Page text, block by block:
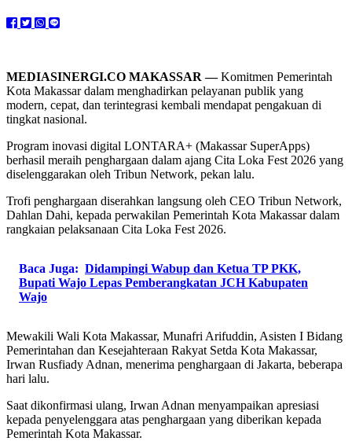
MEDIASINERGI.CO MAKASSAR —Komitmen Pemerintah
Kota Makassar dalam menghadirkan pelayanan publik yang
modern, cepat, dan terintegrasi kembali mendapat pengakuan di
tingkat nasional.
Program inovasi digital LONTARA+ (Makassar SuperApps)
berhasil meraih penghargaan dalam ajang Cita Loka Fest 2026 yang
diselenggarakan oleh Tribun Network, pekan lalu.
Trofi penghargaan diserahkan langsung oleh CEO Tribun Network,
Dahlan Dahi, kepada perwakilan Pemerintah Kota Makassar dalam
rangkaian pelaksanaan Cita Loka Fest 2026.
Baca Juga: Didampingi Wabup dan Ketua TP PKK,
Bupati Wajo Lepas Pemberangkatan JCH Kabupaten
Wajo
Mewakili Wali Kota Makassar, Munafri Arifuddin, Asisten I Bidang
Pemerintahan dan Kesejahteraan Rakyat Setda Kota Makassar,
Irwan Rusfiady Adnan, menerima penghargaan di Jakarta, beberapa
hari lalu.
Saat dikonfirmasi ulang, Irwan Adnan menyampaikan apresiasi
kepada penyelenggara atas penghargaan yang diberikan kepada
Pemerintah Kota Makassar.